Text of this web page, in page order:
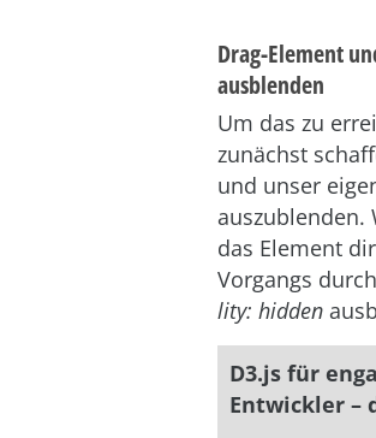
Drag-Element
ausblenden
Um das zu
zunächst
und unser
auszublenden.
das Element
Vorgangs
lity: hidden
D3.js für
Entwickler –